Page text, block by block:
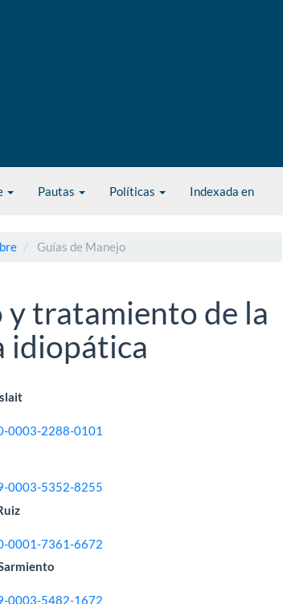
Pautas Políticas Indexada en
Guías de Manejo
y tratamiento de la
idiopática
0003-2288-0101
0003-5352-8255
0001-7361-6672
0003-5482-1672